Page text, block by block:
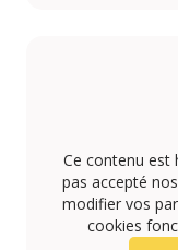
Ce contenu est
pas accepté
modifier vos
cookies